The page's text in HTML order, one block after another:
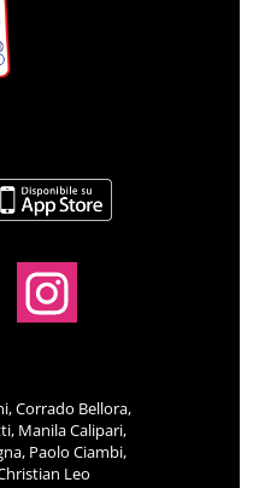
Corrado Bellora,
Manila Calipari,
Paolo Ciambi,
Leo